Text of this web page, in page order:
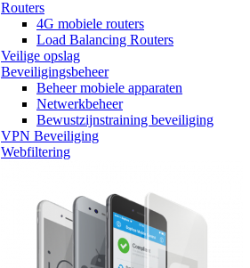
Routers
4G mobiele routers
Load Balancing Routers
Veilige opslag
Beveiligingsbeheer
Beheer mobiele apparaten
Netwerkbeheer
Bewustzijnstraining beveiliging
VPN Beveiliging
Webfiltering